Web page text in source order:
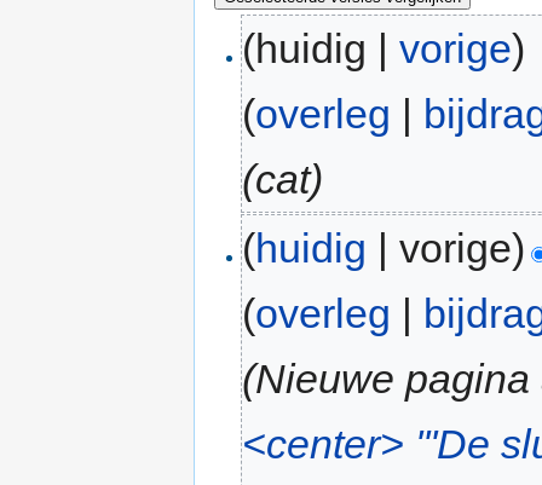
(huidig |vorige)
(overleg |
(cat)
(huidig | vorige)
(overleg
(Nieuwe
<center> '''De